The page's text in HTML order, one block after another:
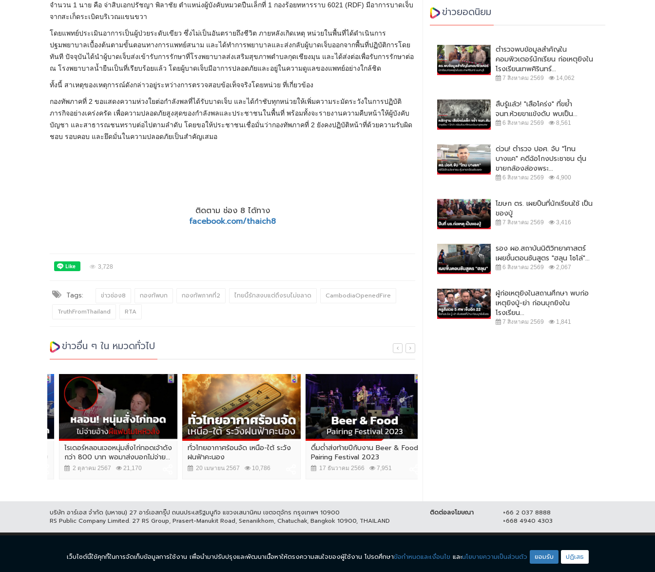
จำนวน 1 นาย คือ จ่าสิบเอกปรัชญา พิลาชัย ตำแหน่งผู้บังคับหมวดปืนเล็กที่ 1 กองร้อยทหารราบ 6021 (RDF) มีอาการบาดเจ็บ
จากสะเก็ดระเบิดบริเวณแขนขวา
โดยแพทย์ประเมินอาการเป็นผู้ป่วยระดับเขียว ซึ่งไม่เป็นอันตรายถึงชีวิต ภายหลังเกิดเหตุ หน่วยในพื้นที่ได้ดำเนินการ
ปฐมพยาบาลเบื้องต้นตามขั้นตอนทางการแพทย์สนาม และได้ทำการพยาบาลและส่งกลับผู้บาดเจ็บออกจากพื้นที่ปฏิบัติการโดย
ทันที ปัจจุบันได้นำผู้บาดเจ็บส่งเข้ารับการรักษาที่โรงพยาบาลส่งเสริมสุขภาพตำบลกุดเชียงมุน และได้ส่งต่อเพื่อรับการรักษาต่อ
ณ โรงพยาบาลน้ำยืนเป็นที่เรียบร้อยแล้ว โดยผู้บาดเจ็บมีอาการปลอดภัยและอยู่ในความดูแลของแพทย์อย่างใกล้ชิด
ทั้งนี้ สาเหตุของเหตุการณ์ดังกล่าวอยู่ระหว่างการตรวจสอบข้อเท็จจริงโดยหน่วย ที่เกี่ยวข้อง
กองทัพภาคที่ 2 ขอแสดงความห่วงใยต่อกำลังพลที่ได้รับบาดเจ็บ และได้กำชับทุกหน่วยให้เพิ่มความระมัดระวังในการปฏิบัติ
ภารกิจอย่างเคร่งครัด เพื่อความปลอดภัยสูงสุดของกำลังพลและประชาชนในพื้นที่ พร้อมทั้งจะรายงานความคืบหน้าให้ผู้บังคับ
บัญชา และสาธารณชนทราบต่อไปตามลำดับ โดยขอให้ประชาชนเชื่อมั่นว่ากองทัพภาคที่ 2 ยังคงปฏิบัติหน้าที่ด้วยความรับผิด
ชอบ รอบคอบ และยึดมั่นในความปลอดภัยเป็นสำคัญเสมอ
ติดตาม ช่อง 8 ได้ทาง
facebook.com/thaich8
3,728
Tags: ข่าวช่อง8 กองทัพบก กองทัพภาคที่2 ไทยนี้รักสงบแต่ถึงรบไม่ขลาด
CambodiaOpenedFire
TruthFromThailand
RTA
ข่าวอื่น ๆ ใน หมวดทั่วไป
ไรเดอร์หลอนเจอหนุ่มสั่งไก่ทอดเจ้าดัง
กว่า 800 บาท พอมาส่งบอกไม่จ่าย...
2 ตุลาคม 2567 21,170
ทั่วไทยอากาศร้อนจัด เหนือ-ใต้ ระวัง
ฝนฟ้าคะนอง
20 เมษายน 2567 10,786
ดื่มด่ำส่งท้ายปีกับงาน Beer & Food
Pairing Festival 2023
17 ธันวาคม 2566 7,951
ข่าวยอดนิยม
ตำรวจพบข้อมูลสำคัญใน
คอมพิวเตอร์นักเรียน ก่อเหตุยิงใน
โรงเรียนเทพศิรินทร์...
7 สิงหาคม 2569 14,062
สืบรู้แล้ว! "เสือโคร่ง" ที่ขย้ำ
จนท.ห้วยขาแข้งดับ พบเป็น...
6 สิงหาคม 2569 8,561
ด่วน! ตำรวจ ปอศ. จับ "โทน
บางแค" คดีฉ้อโกงประชาชน ตุ๋น
ขายกล้องส่องพระ...
6 สิงหาคม 2569 4,900
โฆษก ตร. เผยปืนที่นักเรียนใช้ เป็น
ของปู่
7 สิงหาคม 2569 3,416
รอง ผอ.สถาบันนิติวิทยาศาสตร์
เผยขั้นตอนชันสูตร "ฮลุน โซโล่"...
6 สิงหาคม 2569 2,067
ผู้ก่อเหตุยิงในสถานศึกษา พบก่อ
เหตุยิงปู่-ย่า ก่อนบุกยิงใน
โรงเรียน...
7 สิงหาคม 2569 1,841
บริษัท อาร์เอส จำกัด (มหาชน) 27 อาร์เอสกรุ๊ป ถนนประเสริฐมนูกิจ แขวงเสนานิคม เขตจตุจักร กรุงเทพฯ 10900
RS Public Company Limited. 27 RS Group, Prasert-Manukit Road, Senanikhom, Chatuchak, Bangkok 10900, THAILAND
ติดต่อลงโฆษณา
+66 2 037 8888
+668 4940 4303
ละคร มีเดียโซน
เว็บไซต์นี้ใช้คุกกี้ในการจัดเก็บข้อมูลการใช้งาน เพื่อนำมาปรับปรุงและพัฒนาเนื้อหาให้ตรงความสนใจของผู้ใช้งาน โปรดศึกษาข้อกำหนดและเงื่อนไข และนโยบายความเป็นส่วนตัว ยอมรับ ปฏิเสธ